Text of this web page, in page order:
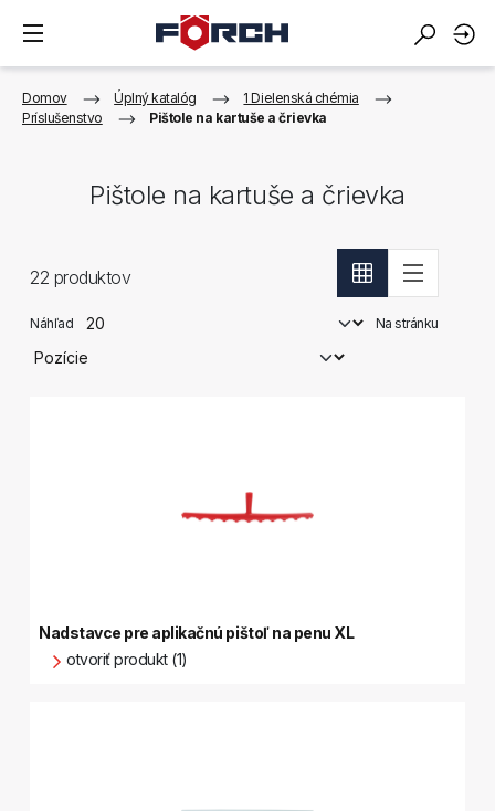
Domov Úplný katalóg
1 Dielenská chémia
Príslušenstvo
Pištole na kartuše a črievka
Pištole na kartuše a črievka
22 produktov
Náhľad Na stránku
Nadstavce pre aplikačnú pištoľ na penu XL
otvoriť produkt (1)